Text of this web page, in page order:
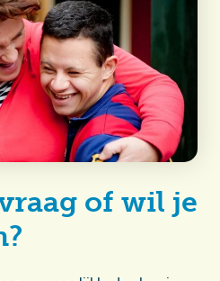
of wil je